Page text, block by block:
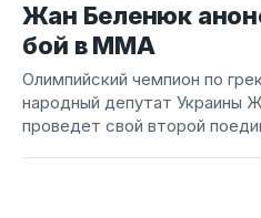
Жан Беленюк
бой в ММА
Олимпийский чемпион по
народный депутат Украины
проведет свой второй